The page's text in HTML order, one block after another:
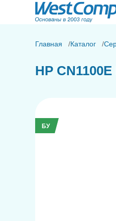
Главная Каталог
HP
БУ